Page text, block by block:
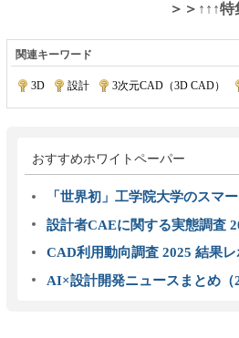
＞＞↑↑↑
関連キーワード
3D 設計 3次元CAD（3D CAD）
おすすめホワイトペーパー
「世界初」工学院大学のスマ
設計者CAEに関する実態調査
CAD利用動向調査 2025 結果
AI×設計開発ニュースまとめ（